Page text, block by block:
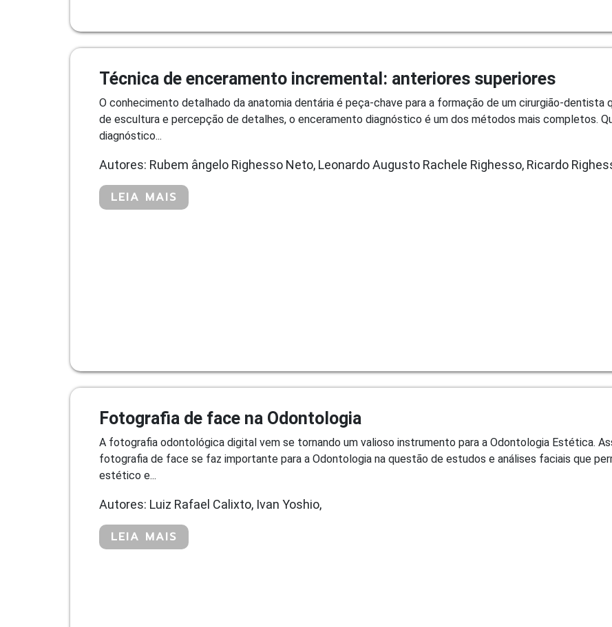
Técnica de enceramento incremental: anteriores superiores
O conhecimento detalhado da anatomia dentária é peça-chave para a formação de um cirurgião-dentista
de escultura e percepção de detalhes, o enceramento diagnóstico é um dos métodos mais completos.
diagnóstico...
Autores: Rubem ângelo Righesso Neto, Leonardo Augusto Rachele Righesso, Ricardo
LEIA MAIS
Fotografia de face na Odontologia
A fotografia odontológica digital vem se tornando um valioso instrumento para a Odontologia Estética.
fotografia de face se faz importante para a Odontologia na questão de estudos e análises faciais que
estético e...
Autores: Luiz Rafael Calixto, Ivan Yoshio,
LEIA MAIS